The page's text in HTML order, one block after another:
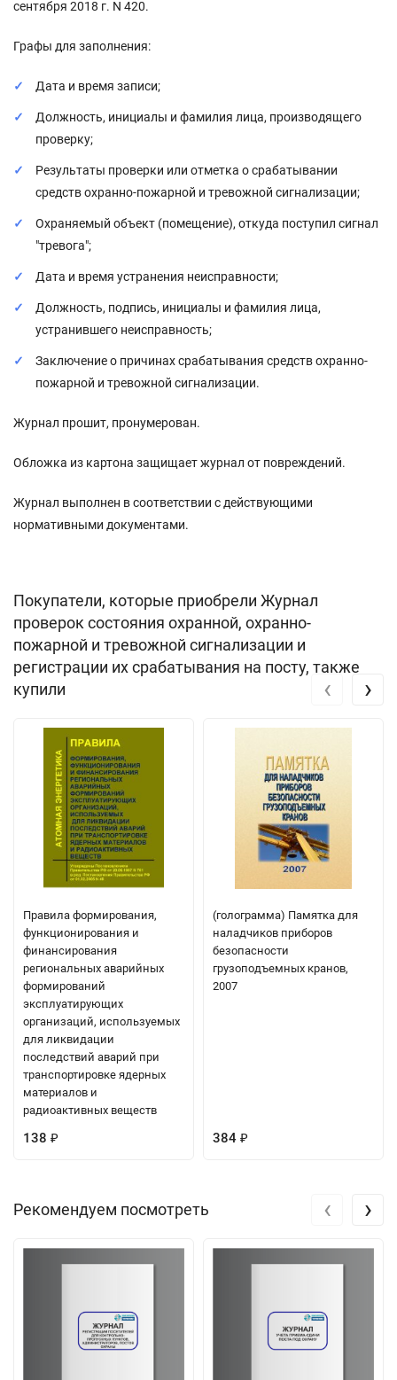
сентября 2018 г. N 420.
Графы для заполнения:
Дата и время записи;
Должность, инициалы и фамилия лица, производящего
проверку;
Результаты проверки или отметка о срабатывании
средств охранно-пожарной и тревожной сигнализации;
Охраняемый объект (помещение), откуда поступил сигнал
"тревога";
Дата и время устранения неисправности;
Должность, подпись, инициалы и фамилия лица,
устранившего неисправность;
Заключение о причинах срабатывания средств охранно-
пожарной и тревожной сигнализации.
Журнал прошит, пронумерован.
Обложка из картона защищает журнал от повреждений.
Журнал выполнен в соответствии с действующими
нормативными документами.
Покупатели, которые приобрели Журнал
проверок состояния охранной, охранно-
пожарной и тревожной сигнализации и
регистрации их срабатывания на посту, также
купили
Правила формирования,
функционирования и
финансирования
региональных аварийных
формирований
эксплуатирующих
организаций, используемых
для ликвидации
последствий аварий при
транспортировке ядерных
материалов и
радиоактивных веществ
138 ₽
(голограмма) Памятка для
наладчиков приборов
безопасности
грузоподъемных кранов,
2007
384 ₽
‹ ›
Рекомендуем посмотреть ‹ ›